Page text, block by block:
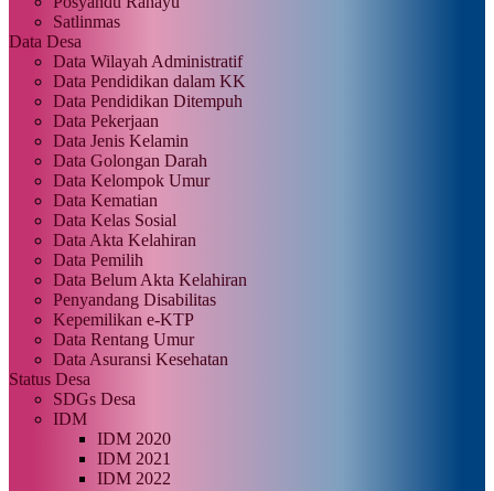
Satlinmas
Data Desa
Data Wilayah Administratif
Data Pendidikan dalam KK
Data Pendidikan Ditempuh
Data Pekerjaan
Data Jenis Kelamin
Data Golongan Darah
Data Kelompok Umur
Data Kematian
Data Kelas Sosial
Data Akta Kelahiran
Data Pemilih
Data Belum Akta Kelahiran
Penyandang Disabilitas
Kepemilikan e-KTP
Data Rentang Umur
Data Asuransi Kesehatan
Status Desa
SDGs Desa
IDM
IDM 2020
IDM 2021
IDM 2022